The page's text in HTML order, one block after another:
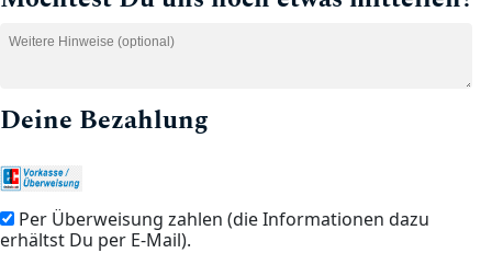
Deine Bezahlung
Per Überweisung zahlen (die Informationen dazu
erhältst Du per E-Mail).